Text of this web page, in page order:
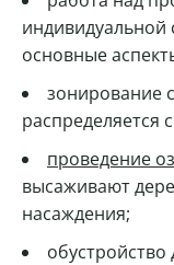
основные
зонирование
распределяется
проведение
высаживают
насаждения;